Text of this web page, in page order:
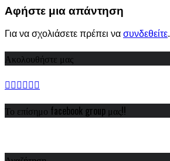
Αφήστε μια απάντηση
Για να σχολιάσετε πρέπει να συνδεθείτε.
Ακολουθήστε μας
Το επίσημο facebook group μας!!